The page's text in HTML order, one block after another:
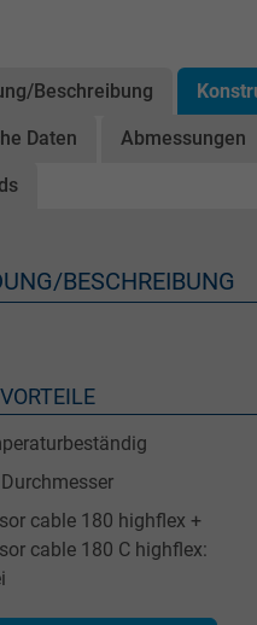
Beschreibung
Daten Abmessungen
BESCHREIBUNG
cable 180 highflex +
cable 180 C highflex: